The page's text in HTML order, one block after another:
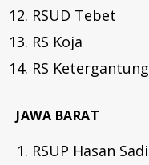
RSUD Tebet
RS Koja
RS
JAWA BARAT
RSUP Hasan